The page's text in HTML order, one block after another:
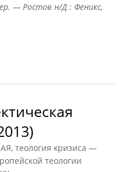
— Ростов н/Д : Феникс,
теология кризиса —
теологии